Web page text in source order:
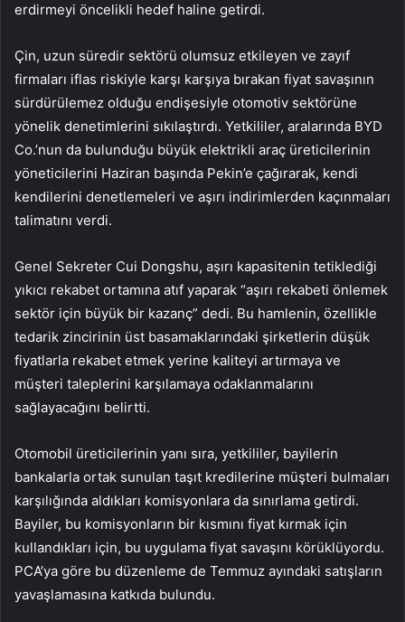
erdirmeyi öncelikli hedef haline getirdi.
Çin, uzun süredir sektörü olumsuz etkileyen ve zayıf
firmaları iflas riskiyle karşı karşıya bırakan fiyat savaşının
sürdürülemez olduğu endişesiyle otomotiv sektörüne
yönelik denetimlerini sıkılaştırdı. Yetkililer, aralarında BYD
Co.’nun da bulunduğu büyük elektrikli araç üreticilerinin
yöneticilerini Haziran başında Pekin’e çağırarak, kendi
kendilerini denetlemeleri ve aşırı indirimlerden kaçınmaları
talimatını verdi.
Genel Sekreter Cui Dongshu, aşırı kapasitenin tetiklediği
yıkıcı rekabet ortamına atıf yaparak “aşırı rekabeti önlemek
sektör için büyük bir kazanç” dedi. Bu hamlenin, özellikle
tedarik zincirinin üst basamaklarındaki şirketlerin düşük
fiyatlarla rekabet etmek yerine kaliteyi artırmaya ve
müşteri taleplerini karşılamaya odaklanmalarını
sağlayacağını belirtti.
Otomobil üreticilerinin yanı sıra, yetkililer, bayilerin
bankalarla ortak sunulan taşıt kredilerine müşteri bulmaları
karşılığında aldıkları komisyonlara da sınırlama getirdi.
Bayiler, bu komisyonların bir kısmını fiyat kırmak için
kullandıkları için, bu uygulama fiyat savaşını körüklüyordu.
PCA’ya göre bu düzenleme de Temmuz ayındaki satışların
yavaşlamasına katkıda bulundu.